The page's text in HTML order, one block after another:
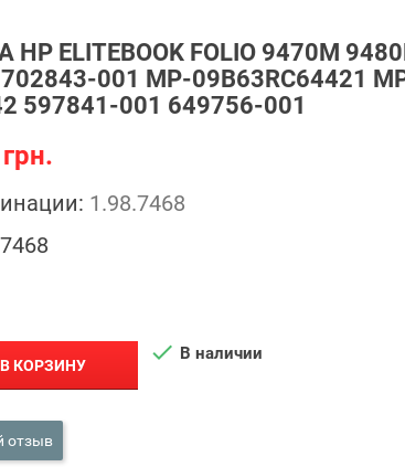
ELITEBOOK FOLIO 9470M
001 MP-09B63RC64421
597841-001 649756-001
1.98.7468
В КОРЗИНУ  В наличии
отзыв